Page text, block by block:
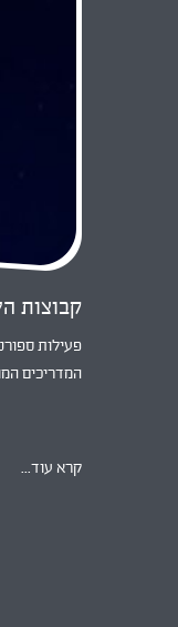
קבוצות
פעילות
המדריכים
קרא עוד...